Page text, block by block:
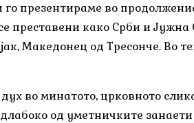
презентираме во
како Срби и
Македонец од Тресонче. Во
во минатото, црковното
од уметничките